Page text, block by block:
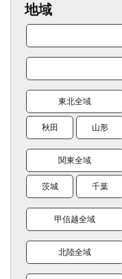
地域
東北全域
秋田 山形
関東全域
茨城 千葉
甲信越全域
北陸全域